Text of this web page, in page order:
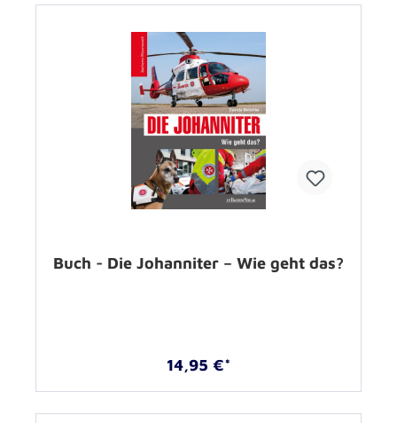
Buch - Die Johanniter – Wie geht das?
14,95 €*